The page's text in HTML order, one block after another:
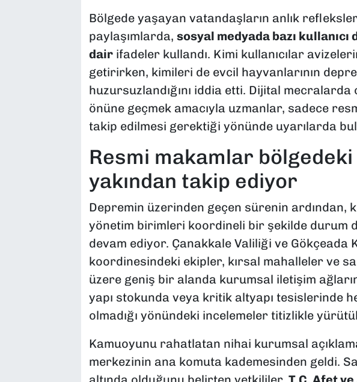
​Bölgede yaşayan vatandaşların anlık
paylaşımlarda, sosyal medyada bazı
dairifadeler kullandı. Kimi kullanıcılar
getirirken, kimileri de evcil hayvanlarının
huzursuzlandığını iddia etti. Dijital
önüne geçmek amacıyla uzmanlar, sadece
takip edilmesi gerektiği yönünde uyarılarda
​Resmi makamlar
yakından takip ediyor
​Depremin üzerinden geçen sürenin ardından,
yönetim birimleri koordineli bir şekilde durum
devam ediyor. Çanakkale Valiliği ve Gökçeada
koordinesindeki ekipler, kırsal mahalleler ve
üzere geniş bir alanda kurumsal iletişim
yapı stokunda veya kritik altyapı tesislerinde
olmadığı yönündeki incelemeler titizlikle
​Kamuoyunu rahatlatan nihai kurumsal
merkezinin ana komuta kademesinden geldi.